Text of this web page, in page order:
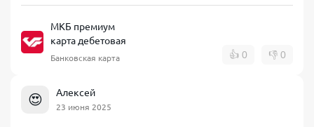
МКБ премиум
карта дебетовая
Банковская карта 👍 0 👎 0
😍 Алексей
23 июня 2025